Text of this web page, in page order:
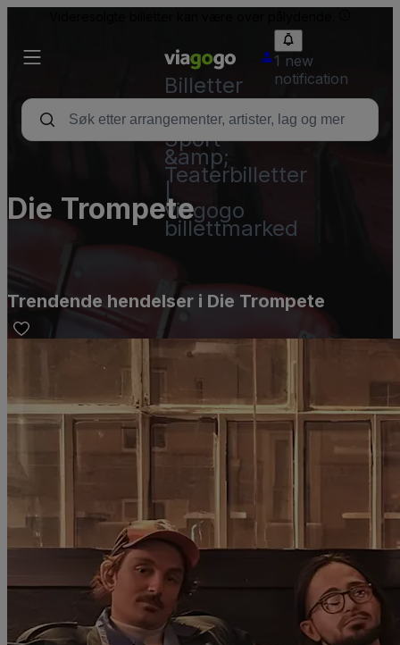
Billetter
–
Konsert,
Sport
&amp;
Teaterbilletter
|
viagogo
billettmarked
1 new
notification
Die Trompete
Trendende hendelser i Die Trompete